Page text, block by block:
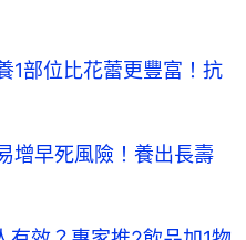
1部位比花蕾更豐富！抗
增早死風險！養出長壽